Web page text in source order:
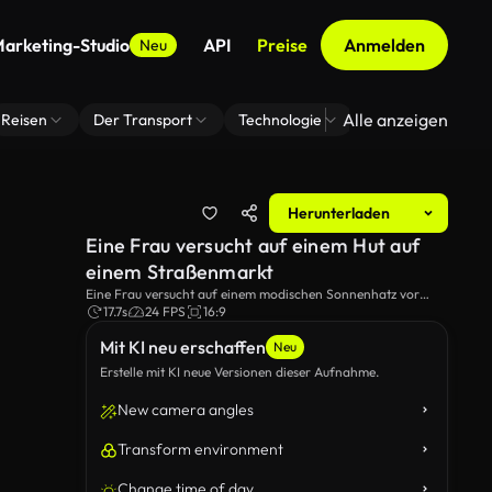
Studio Neu API Preise Anmelden
Reisen Der Transport Technologie Zoom Virtuelle
Alle anzeigen
Herunterladen
Mit KI neu erschaffen Neu
Erstelle mit KI neue Versionen dieser Aufnahme.
New camera angles
Transform environment
Eine Frau versucht auf einem Hut auf
einem Straßenmarkt
Eine Frau versucht auf einem modischen Sonnenhatz vor
einem Spiegel auf einem Straßenmarkt.
17.7s 24 FPS 16:9